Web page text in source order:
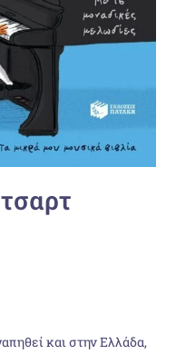
και στην Ελλάδα,